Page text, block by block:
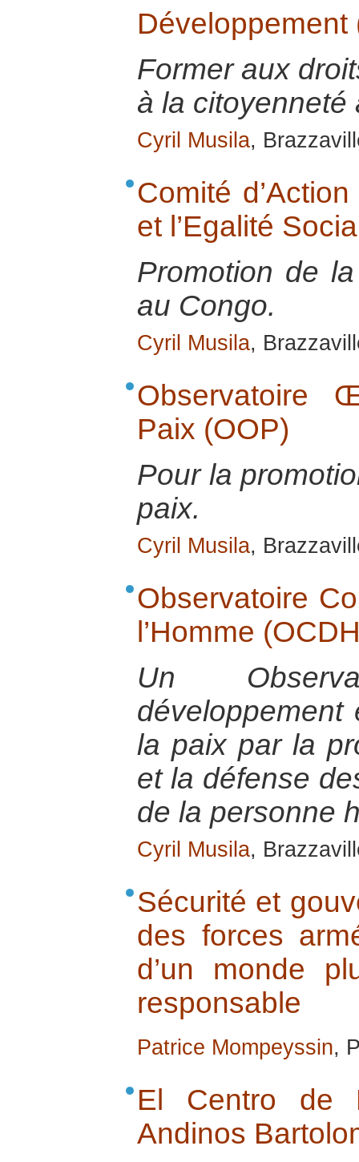
Développement
Former aux
à la citoyenneté
Cyril Musila,
Comité
et l’Egalité
Promotion de
au Congo.
Cyril Musila,
Observatoire
Paix (OOP)
Pour la
paix.
Cyril Musila,
Observatoire
l’Homme
Un
développement
la paix par la
et la défense
de la personne
Cyril Musila,
Sécurité et
des forces
d’un monde
responsable
Patrice Mompeyssin,
El Centro de
Andinos